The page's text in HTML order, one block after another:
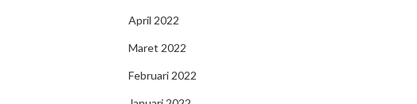
April 2022
Maret 2022
Februari 2022